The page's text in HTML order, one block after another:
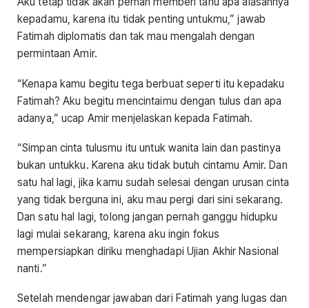
kepadamu, karena itu tidak penting untukmu,” jawab
Fatimah diplomatis dan tak mau mengalah dengan
permintaan Amir.
“Kenapa kamu begitu tega berbuat seperti itu kepadaku
Fatimah? Aku begitu mencintaimu dengan tulus dan apa
adanya,” ucap Amir menjelaskan kepada Fatimah.
“Simpan cinta tulusmu itu untuk wanita lain dan pastinya
bukan untukku. Karena aku tidak butuh cintamu Amir. Dan
satu hal lagi, jika kamu sudah selesai dengan urusan cinta
yang tidak berguna ini, aku mau pergi dari sini sekarang.
Dan satu hal lagi, tolong jangan pernah ganggu hidupku
lagi mulai sekarang, karena aku ingin fokus
mempersiapkan diriku menghadapi Ujian Akhir Nasional
nanti.”
Setelah mendengar jawaban dari Fatimah yang lugas dan